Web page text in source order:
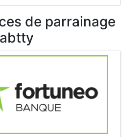
de parrainage